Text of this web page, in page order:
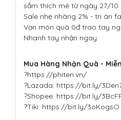
sắm thích mê từ ngày 27/10
Sale nhẹ nhàng 2% - tri ân
Vạn món quà 0đ trao tay
Nhanh tay nhận ngay.
Mua Hàng Nhận Quà -
?https://phiten.vn/
?Lazada: https://bit.ly/
?Shopee: https://bit.ly/
?Tiki: https://bit.ly/3oKogsO